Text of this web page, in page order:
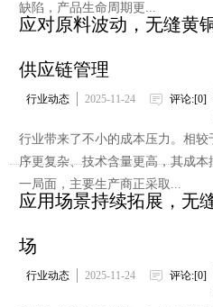
缺陷，产品生命周期更...
应对原料波动，无缝黄
供应链管理
行业动态 2025-11-24 评论:[0]
行业带来了不小的成本压力。相
序更复杂、技术含量更高，其成
一局面，主要生产商正采取...
应用场景持续拓展，无
场
行业动态 2025-11-24 评论:[0]